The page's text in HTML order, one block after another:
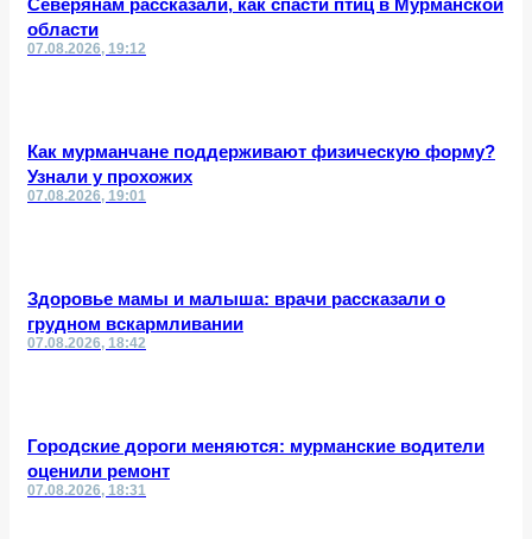
Северянам рассказали, как спасти птиц в Мурманской
области
07.08.2026, 19:12
Как мурманчане поддерживают физическую форму?
Узнали у прохожих
07.08.2026, 19:01
Здоровье мамы и малыша: врачи рассказали о
грудном вскармливании
07.08.2026, 18:42
Городские дороги меняются: мурманские водители
оценили ремонт
07.08.2026, 18:31